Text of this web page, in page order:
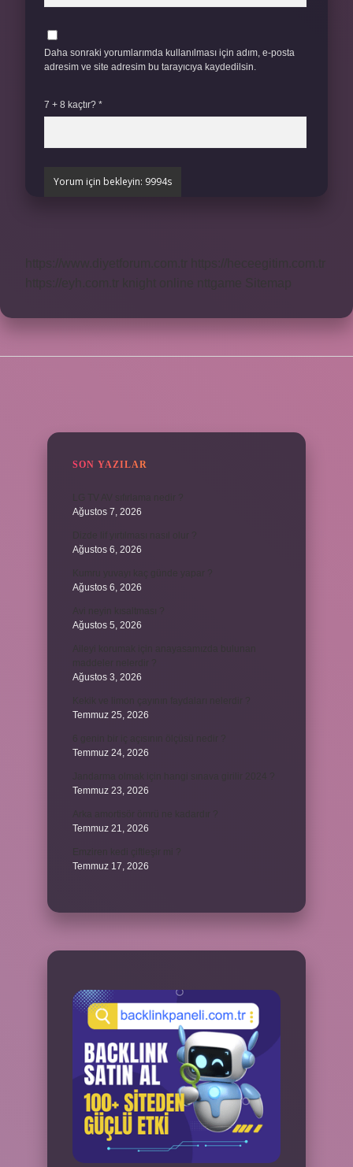
Daha sonraki yorumlarımda kullanılması için adım, e-posta
adresim ve site adresim bu tarayıcıya kaydedilsin.
7 + 8 kaçtır? *
SON YAZILAR
Ağustos 7, 2026
Ağustos 6, 2026
Ağustos 6, 2026
Ağustos 5, 2026
Ağustos 3, 2026
Temmuz 25, 2026
Temmuz 24, 2026
Temmuz 23, 2026
Temmuz 21, 2026
Temmuz 17, 2026